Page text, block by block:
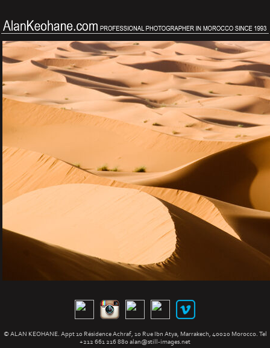
© ALAN KEOHANE. Appt 10 Résidence Achraf, 10 Rue Ibn Atya, Marrakech, 40020 Morocco. Tel
+212 661 216 880 alan@still-images.net